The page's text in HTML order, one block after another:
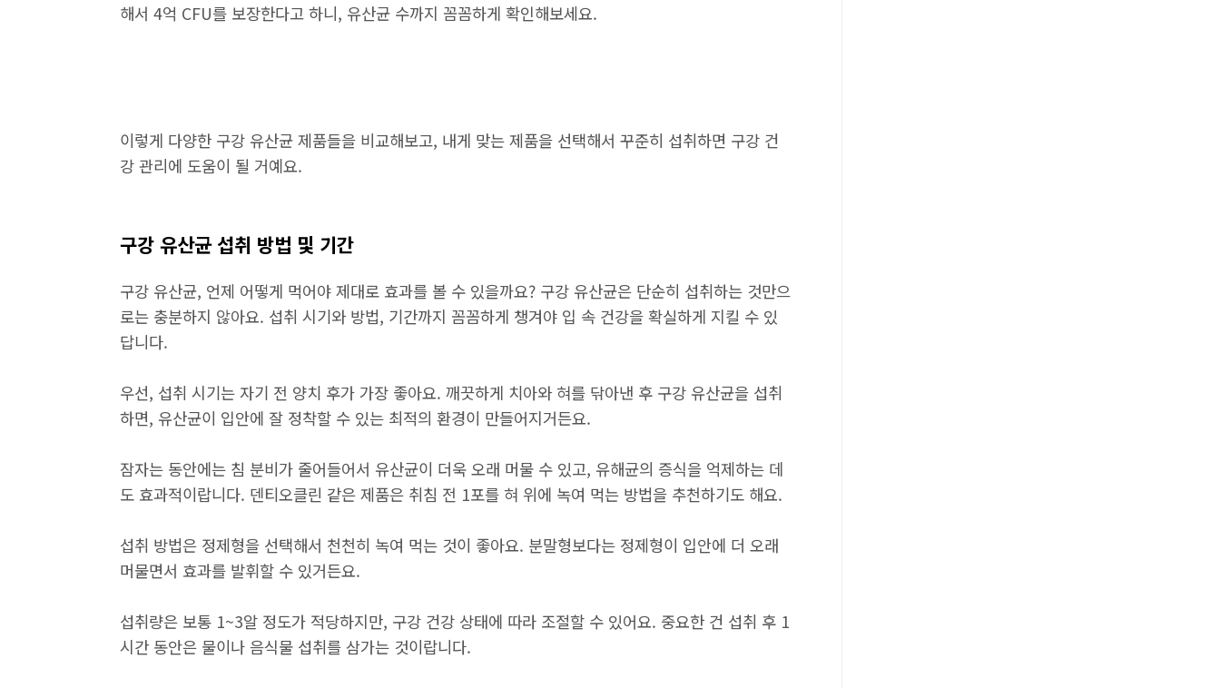
해서 4억 CFU를 보장한다고 하니, 유산균 수까지 꼼꼼하게 확인해보세요.
이렇게 다양한 구강 유산균 제품들을 비교해보고, 내게 맞는 제품을 선택해서 꾸준히 섭취하면 구강 건
강 관리에 도움이 될 거예요.
구강 유산균 섭취 방법 및 기간
구강 유산균, 언제 어떻게 먹어야 제대로 효과를 볼 수 있을까요? 구강 유산균은 단순히 섭취하는 것만으
로는 충분하지 않아요. 섭취 시기와 방법, 기간까지 꼼꼼하게 챙겨야 입 속 건강을 확실하게 지킬 수 있
답니다.
우선, 섭취 시기는 자기 전 양치 후가 가장 좋아요. 깨끗하게 치아와 혀를 닦아낸 후 구강 유산균을 섭취
하면, 유산균이 입안에 잘 정착할 수 있는 최적의 환경이 만들어지거든요.
잠자는 동안에는 침 분비가 줄어들어서 유산균이 더욱 오래 머물 수 있고, 유해균의 증식을 억제하는 데
도 효과적이랍니다. 덴티오클린 같은 제품은 취침 전 1포를 혀 위에 녹여 먹는 방법을 추천하기도 해요.
섭취 방법은 정제형을 선택해서 천천히 녹여 먹는 것이 좋아요. 분말형보다는 정제형이 입안에 더 오래
머물면서 효과를 발휘할 수 있거든요.
섭취량은 보통 1~3알 정도가 적당하지만, 구강 건강 상태에 따라 조절할 수 있어요. 중요한 건 섭취 후 1
시간 동안은 물이나 음식물 섭취를 삼가는 것이랍니다.